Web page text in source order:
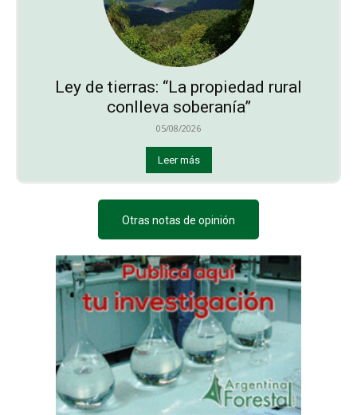
Ley de tierras: “La propiedad rural
conlleva soberanía”
05/08/2026
Leer más
Otras notas de opinión